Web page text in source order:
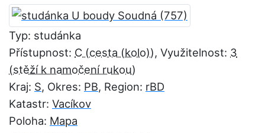
Typ: studánka
Přístupnost: C , Využitelnost: 3
Kraj: S, Okres: PB, Region: rBD
Katastr: Vacíkov
Poloha: Mapa